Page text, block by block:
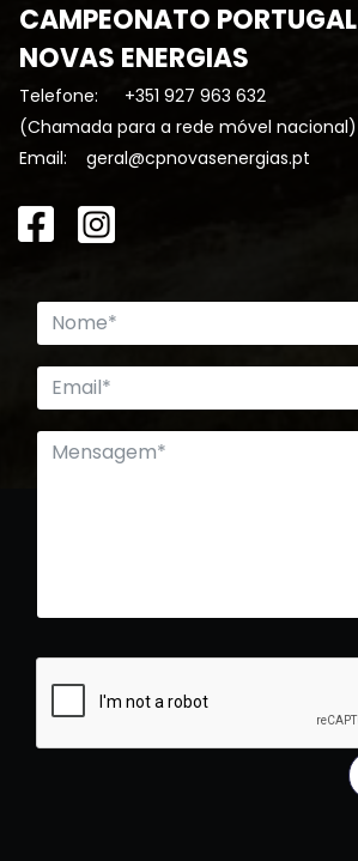
CAMPEONATO PORTUGAL
NOVAS ENERGIAS
Telefone:
+351 927 963 632
(Chamada para a rede móvel nacional)
Email: geral@cpnovasenergias.pt